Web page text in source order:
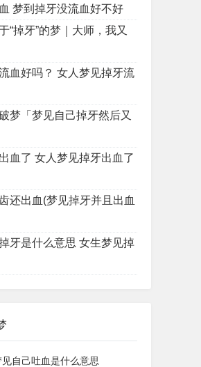
梦到掉牙没流血好不好
“掉牙”的梦｜大师，我又
血好吗？ 女人梦见掉牙流
梦「梦见自己掉牙然后又
血了 女人梦见掉牙出血了
还出血(梦见掉牙并且出血
牙是什么意思 女生梦见掉
自己吐血是什么意思